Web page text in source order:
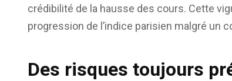
crédibilité de la hausse des cours. Cette
progression de l’indice parisien malgré un
Des risques toujours